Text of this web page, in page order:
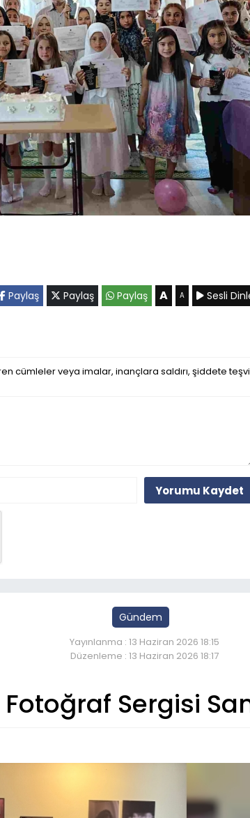
Paylaş Paylaş Paylaş A A Sesli
cümleler veya imalar, inançlara saldırı, şiddete
Yorumu Kaydet
Gündem
Yayınlanma : 13 Haziran 2026 18:15
Düzenleme : 13 Haziran 2026 18:17
Fotoğraf Sergisi